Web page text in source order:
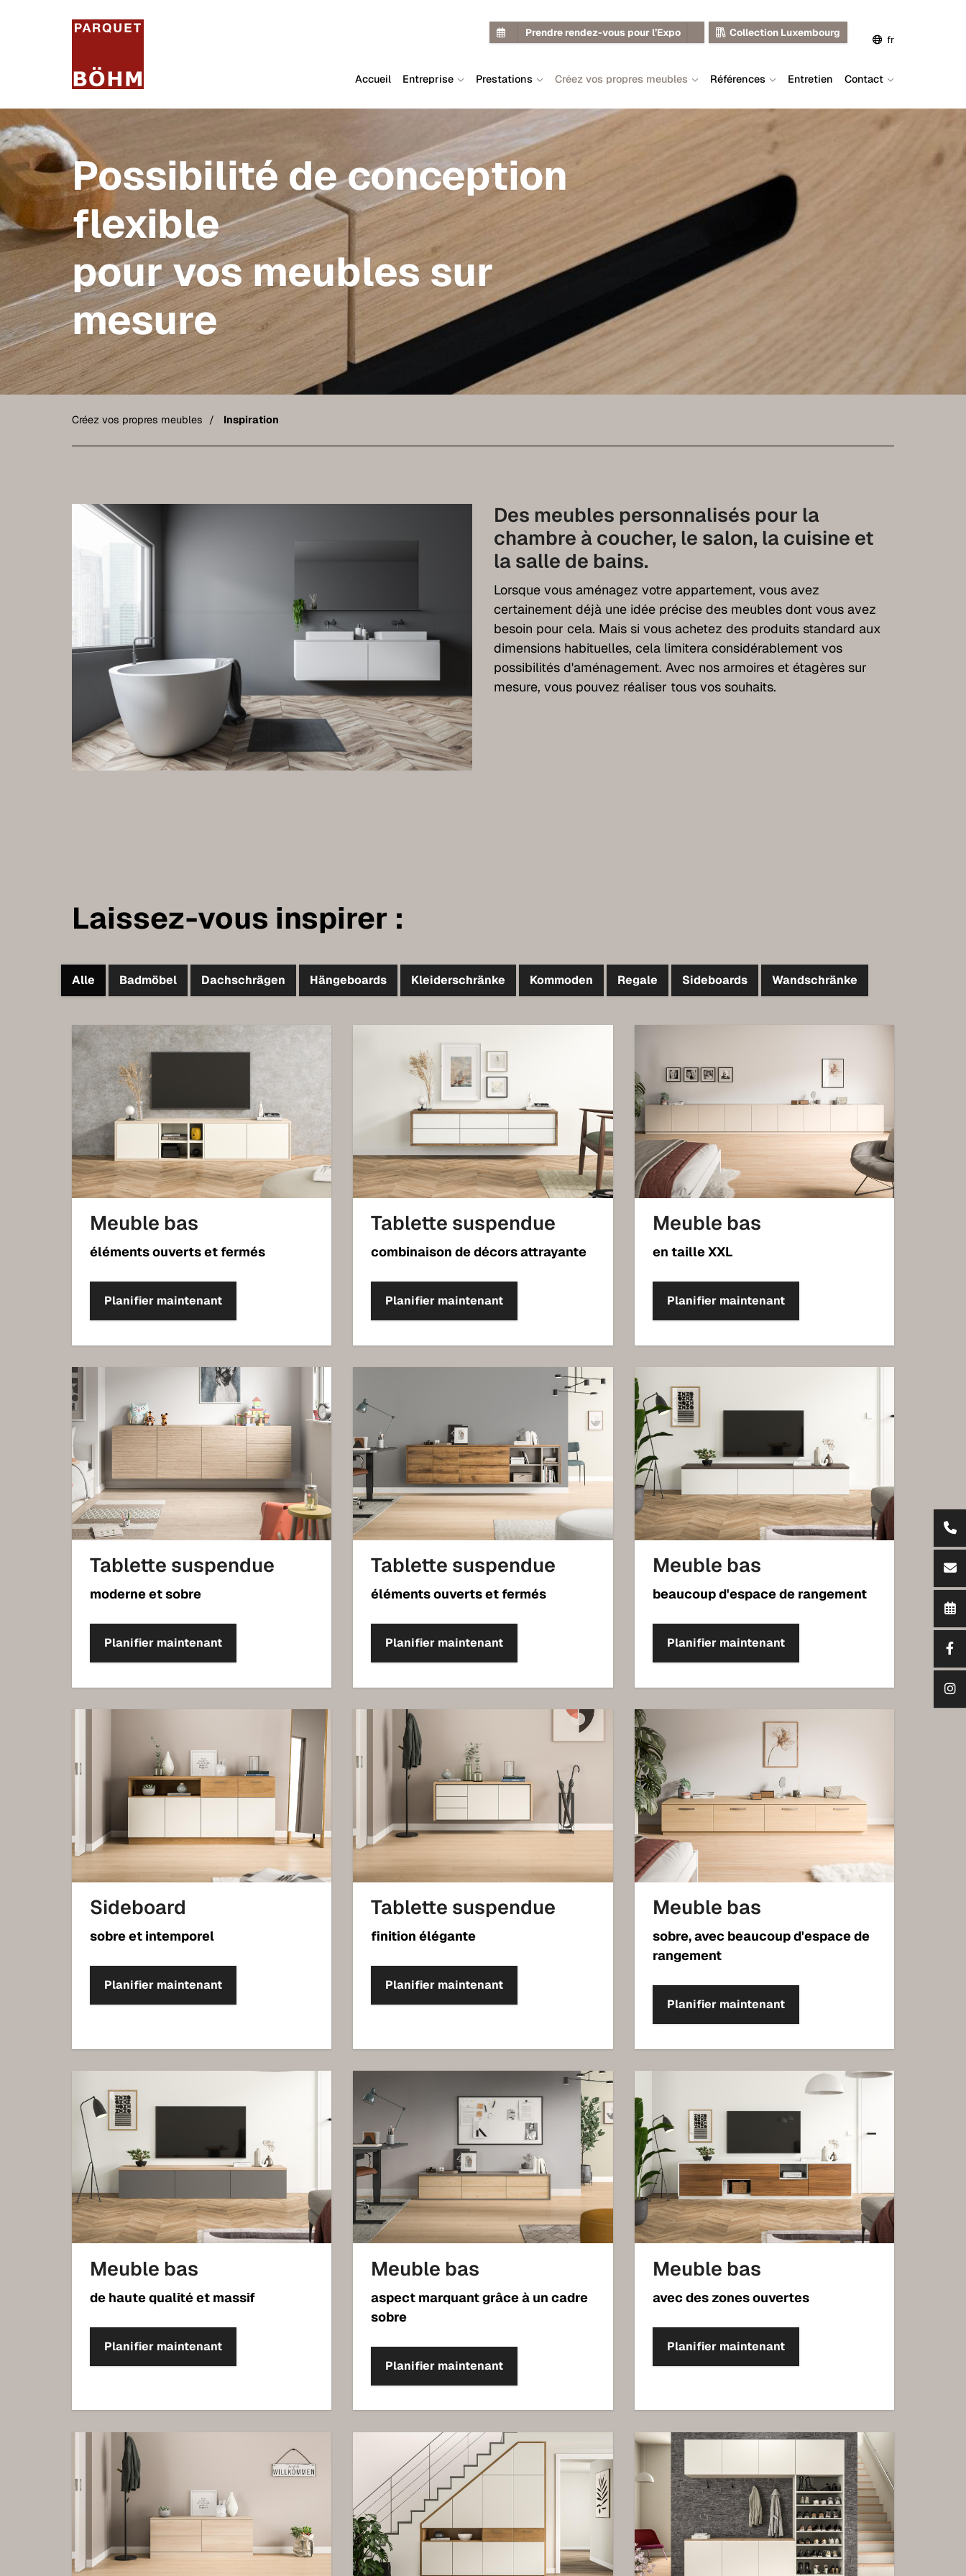
Prendre rendez-vous pour l’Expo Collection Luxembourg
fr
de
en
Accueil Entreprise Prestations Créez vos propres meubles Références Entretien Contact
Possibilité de conception
flexible
pour vos meubles sur
mesure
Créez vos propres meubles Inspiration
Des meubles personnalisés pour la
chambre à coucher, le salon, la cuisine et
la salle de bains.
Lorsque vous aménagez votre appartement, vous avez
certainement déjà une idée précise des meubles dont vous avez
besoin pour cela. Mais si vous achetez des produits standard aux
dimensions habituelles, cela limitera considérablement vos
possibilités d'aménagement. Avec nos armoires et étagères sur
mesure, vous pouvez réaliser tous vos souhaits.
Laissez-vous inspirer :
Alle Badmöbel Dachschrägen Hängeboards Kleiderschränke Kommoden Regale Sideboards Wandschränke
Meuble bas
éléments ouverts et fermés
Planifier maintenant
Tablette suspendue
combinaison de décors attrayante
Planifier maintenant
Meuble bas
en taille XXL
Planifier maintenant
Tablette suspendue
moderne et sobre
Planifier maintenant
Tablette suspendue
éléments ouverts et fermés
Planifier maintenant
Meuble bas
beaucoup d'espace de rangement
Planifier maintenant
Sideboard
sobre et intemporel
Planifier maintenant
Tablette suspendue
finition élégante
Planifier maintenant
Meuble bas
sobre, avec beaucoup d'espace de
rangement
Planifier maintenant
Meuble bas
de haute qualité et massif
Planifier maintenant
Meuble bas
aspect marquant grâce à un cadre
sobre
Planifier maintenant
Meuble bas
avec des zones ouvertes
Planifier maintenant